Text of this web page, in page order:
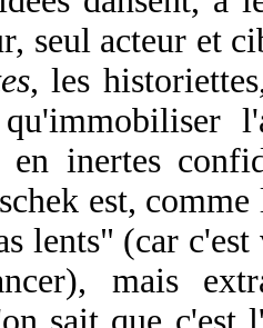
seul acteur et
, les
inertes
est,
lents" (car
mais